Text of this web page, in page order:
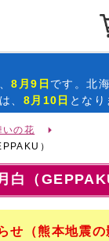
8月9日 です。北
、 8月10日 となり
いの花
）
白（
せ（熊本地震の